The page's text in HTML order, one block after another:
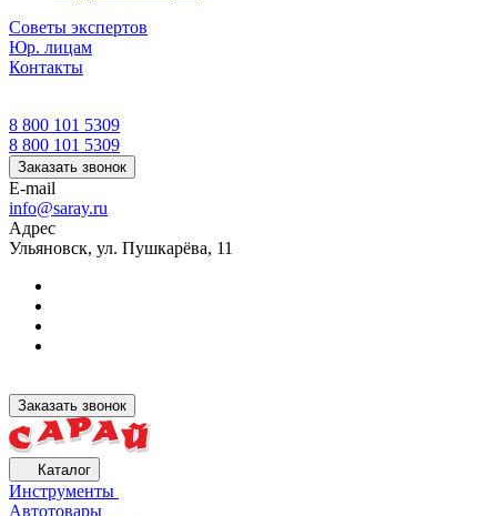
Советы экспертов
Юр. лицам
Контакты
8 800 101 5309
8 800 101 5309
Заказать звонок
E-mail
info@saray.ru
Адрес
Ульяновск, ул. Пушкарёва, 11
Заказать звонок
Каталог
Инструменты
Автотовары